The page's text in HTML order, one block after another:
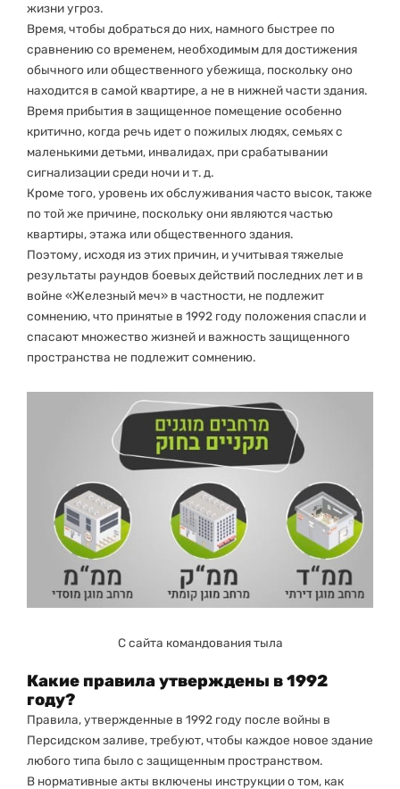
жизни угроз.
Время, чтобы добраться до них, намного быстрее по
сравнению со временем, необходимым для достижения
обычного или общественного убежища, поскольку оно
находится в самой квартире, а не в нижней части здания.
Время прибытия в защищенное помещение особенно
критично, когда речь идет о пожилых людях, семьях с
маленькими детьми, инвалидах, при срабатывании
сигнализации среди ночи и т. д.
Кроме того, уровень их обслуживания часто высок, также
по той же причине, поскольку они являются частью
квартиры, этажа или общественного здания.
Поэтому, исходя из этих причин, и учитывая тяжелые
результаты раундов боевых действий последних лет и в
войне «Железный меч» в частности, не подлежит
сомнению, что принятые в 1992 году положения спасли и
спасают множество жизней и важность защищенного
пространства не подлежит сомнению.
С сайта командования тыла
Какие правила утверждены в 1992
году?
Правила, утвержденные в 1992 году после войны в
Персидском заливе, требуют, чтобы каждое новое здание
любого типа было с защищенным пространством.
В нормативные акты включены инструкции о том, как